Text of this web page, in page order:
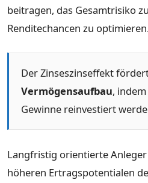
beitragen, das Gesamtrisiko
Renditechancen zu
Der Zinseszinseffekt
Vermögensaufbau,
Gewinne reinvestiert
Langfristig orientierte
höheren Ertragspotentialen